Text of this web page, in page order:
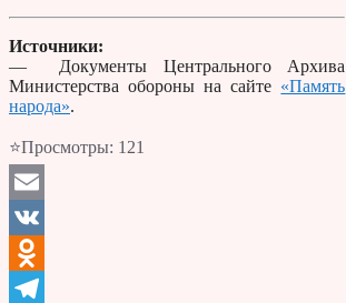
Источники:
— Документы Центрального Архива
Министерства обороны на сайте «Память
народа».
⭐Просмотры: 121
Email
VK
Odnoklassniki